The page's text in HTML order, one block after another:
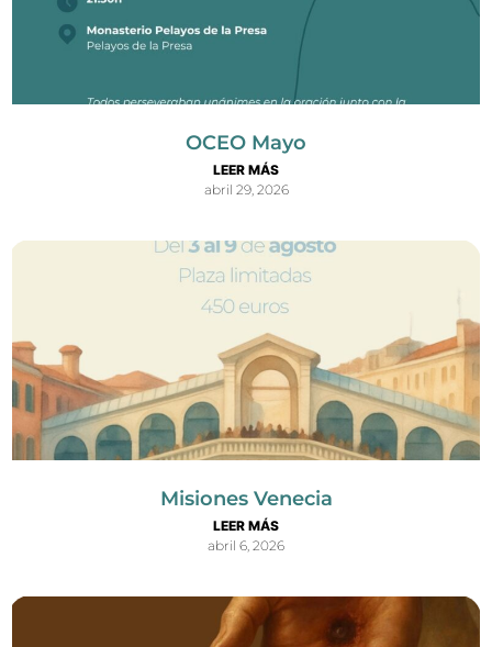
OCEO Mayo
LEER MÁS
abril 29, 2026
Misiones Venecia
LEER MÁS
abril 6, 2026